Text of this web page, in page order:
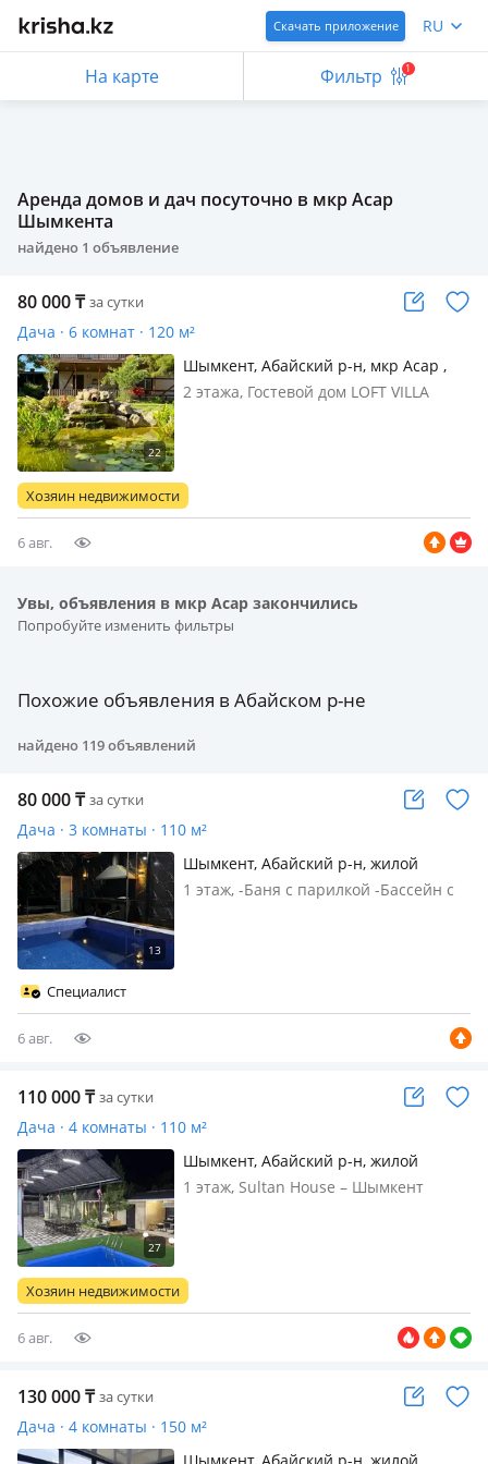
Скачать приложение RU
На карте Фильтр 1
Аренда домов и дач посуточно в мкр Асар
Шымкента
найдено 1 объявление
80 000₸ за сутки
Дача · 6 комнат · 120 м²
Шымкент, Абайский р-н, мкр Асар ,
Яблоневая 87 — Фабричная
2 этажа, Гостевой дом LOFT VILLA
Отлично подходит для семейного
отдыха, встреч с друзьями и
Хозяин недвижимости
6 авг.
Увы, объявления в мкр Асар закончились
Попробуйте изменить фильтры
Похожие объявления в Абайском р-не
найдено 119объявлений
80 000₸ за сутки
Дача · 3 комнаты · 110 м²
Шымкент, Абайский р-н, жилой
массив Кайнар Булак, Урожайная
1 этаж, -Баня с парилкой -Бассейн с
или звоните
Специалист
6 авг.
110 000₸ за сутки
Дача · 4 комнаты · 110 м²
Шымкент, Абайский р-н, жилой
массив Кайнар Булак, Клубничный 46
1 этаж, Sultan House – Шымкент
шараларға арналған. Бассейн,
демалыс аймағы, мангал және
Хозяин недвижимости
6 авг.
130 000₸ за сутки
Дача · 4 комнаты · 150 м²